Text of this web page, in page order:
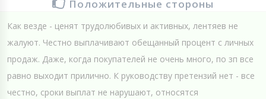
Положительные стороны
Как везде - ценят трудолюбивых и активных, лентяев не
жалуют. Честно выплачивают обещанный процент с личных
продаж. Даже, когда покупателей не очень много, по зп все
равно выходит прилично. К руководству претензий нет - все
честно, сроки выплат не нарушают, относятся